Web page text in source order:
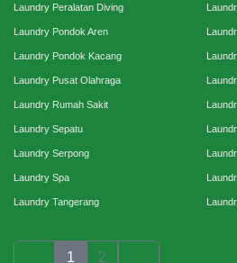
Laundry Peralatan Diving
Laundry Pondok Aren
Laundry Pondok Kacang
Laundry Pusat Olahraga
Laundry Rumah Sakit
Laundry Sepatu
Laundry Serpong
Laundry Spa
Laundry Tangerang
1 2